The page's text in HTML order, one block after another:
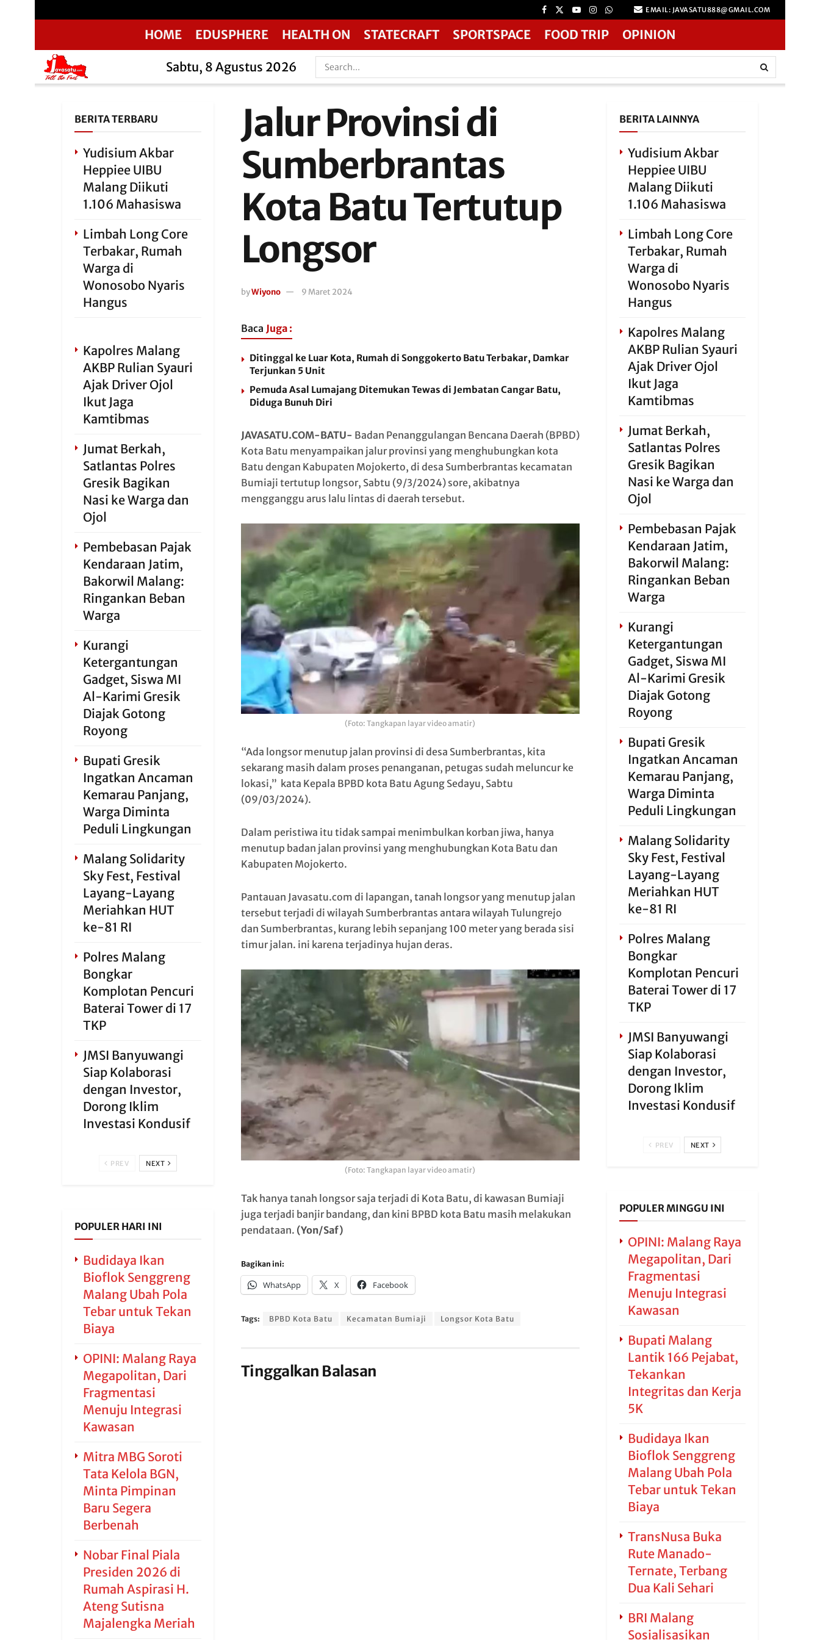
EMAIL: JAVASATU888@GMAIL.COM
HOME EDUSPHERE HEALTH ON STATECRAFT SPORTSPACE FOOD TRIP OPINION
Sabtu, 8 Agustus 2026
Jalur Provinsi di
Sumberbrantas
Kota Batu Tertutup
Longsor
byWiyono 9 Maret 2024
Baca Juga :
Ditinggal ke Luar Kota, Rumah di Songgokerto Batu Terbakar, Damkar
Terjunkan 5 Unit
Pemuda Asal Lumajang Ditemukan Tewas di Jembatan Cangar Batu,
Diduga Bunuh Diri
JAVASATU.COM-BATU- Badan Penanggulangan Bencana Daerah (BPBD)
Kota Batu menyampaikan jalur provinsi yang menghubungkan kota
Batu dengan Kabupaten Mojokerto, di desa Sumberbrantas kecamatan
Bumiaji tertutup longsor, Sabtu (9/3/2024) sore, akibatnya
mengganggu arus lalu lintas di daerah tersebut.
(Foto: Tangkapan layar video amatir)
“Ada longsor menutup jalan provinsi di desa Sumberbrantas, kita
sekarang masih dalam proses penanganan, petugas sudah meluncur ke
lokasi,” kata Kepala BPBD kota Batu Agung Sedayu, Sabtu
(09/03/2024).
Dalam peristiwa itu tidak sampai menimbulkan korban jiwa, hanya
menutup badan jalan provinsi yang menghubungkan Kota Batu dan
Kabupaten Mojokerto.
Pantauan Javasatu.com di lapangan, tanah longsor yang menutup jalan
tersebut terjadi di wilayah Sumberbrantas antara wilayah Tulungrejo
dan Sumberbrantas, kurang lebih sepanjang 100 meter yang berada sisi
timur jalan. ini karena terjadinya hujan deras.
(Foto: Tangkapan layar video amatir)
Tak hanya tanah longsor saja terjadi di Kota Batu, di kawasan Bumiaji
juga terjadi banjir bandang, dan kini BPBD kota Batu masih melakukan
pendataan. (Yon/Saf)
Bagikan ini:
WhatsApp X Facebook
Tags: BPBD Kota Batu Kecamatan Bumiaji Longsor Kota Batu
Tinggalkan Balasan
BERITA TERBARU
Yudisium Akbar
Heppiee UIBU
Malang Diikuti
1.106 Mahasiswa
Limbah Long Core
Terbakar, Rumah
Warga di
Wonosobo Nyaris
Hangus
Kapolres Malang
AKBP Rulian Syauri
Ajak Driver Ojol
Ikut Jaga
Kamtibmas
Jumat Berkah,
Satlantas Polres
Gresik Bagikan
Nasi ke Warga dan
Ojol
Pembebasan Pajak
Kendaraan Jatim,
Bakorwil Malang:
Ringankan Beban
Warga
Kurangi
Ketergantungan
Gadget, Siswa MI
Al-Karimi Gresik
Diajak Gotong
Royong
Bupati Gresik
Ingatkan Ancaman
Kemarau Panjang,
Warga Diminta
Peduli Lingkungan
Malang Solidarity
Sky Fest, Festival
Layang-Layang
Meriahkan HUT
ke-81 RI
Polres Malang
Bongkar
Komplotan Pencuri
Baterai Tower di 17
TKP
JMSI Banyuwangi
Siap Kolaborasi
dengan Investor,
Dorong Iklim
Investasi Kondusif
PREV NEXT
POPULER HARI INI
Budidaya Ikan
Bioflok Senggreng
Malang Ubah Pola
Tebar untuk Tekan
Biaya
OPINI: Malang Raya
Megapolitan, Dari
Fragmentasi
Menuju Integrasi
Kawasan
Mitra MBG Soroti
Tata Kelola BGN,
Minta Pimpinan
Baru Segera
Berbenah
Nobar Final Piala
Presiden 2026 di
Rumah Aspirasi H.
Ateng Sutisna
Majalengka Meriah
BERITA LAINNYA
Yudisium Akbar
Heppiee UIBU
Malang Diikuti
1.106 Mahasiswa
Limbah Long Core
Terbakar, Rumah
Warga di
Wonosobo Nyaris
Hangus
Kapolres Malang
AKBP Rulian Syauri
Ajak Driver Ojol
Ikut Jaga
Kamtibmas
Jumat Berkah,
Satlantas Polres
Gresik Bagikan
Nasi ke Warga dan
Ojol
Pembebasan Pajak
Kendaraan Jatim,
Bakorwil Malang:
Ringankan Beban
Warga
Kurangi
Ketergantungan
Gadget, Siswa MI
Al-Karimi Gresik
Diajak Gotong
Royong
Bupati Gresik
Ingatkan Ancaman
Kemarau Panjang,
Warga Diminta
Peduli Lingkungan
Malang Solidarity
Sky Fest, Festival
Layang-Layang
Meriahkan HUT
ke-81 RI
Polres Malang
Bongkar
Komplotan Pencuri
Baterai Tower di 17
TKP
JMSI Banyuwangi
Siap Kolaborasi
dengan Investor,
Dorong Iklim
Investasi Kondusif
PREV NEXT
POPULER MINGGU INI
OPINI: Malang Raya
Megapolitan, Dari
Fragmentasi
Menuju Integrasi
Kawasan
Bupati Malang
Lantik 166 Pejabat,
Tekankan
Integritas dan Kerja
5K
Budidaya Ikan
Bioflok Senggreng
Malang Ubah Pola
Tebar untuk Tekan
Biaya
TransNusa Buka
Rute Manado-
Ternate, Terbang
Dua Kali Sehari
BRI Malang
Sosialisasikan